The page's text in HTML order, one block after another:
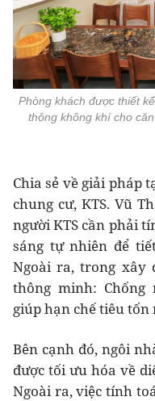
Phòng khách được thiết
thông không khí cho
Chia sẻ về giải pháp
chung cư, KTS. Vũ
người KTS cần phải
sáng tự nhiên để
Ngoài ra, trong xây
thông minh: Chống
giúp hạn chế tiêu tốn
Bên cạnh đó, ngôi
được tối ưu hóa về
Ngoài ra, việc tính